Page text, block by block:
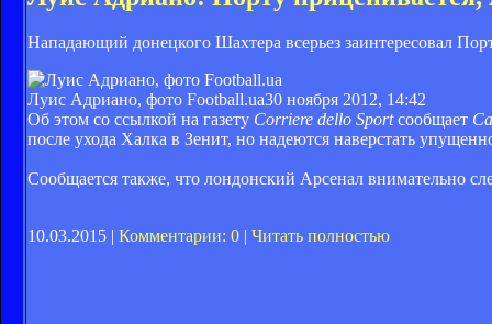
Нападающий донецкого Шахтера всерьез заинтересовал
Луис Адриано, фото Football.ua30 ноября 2012, 14:42
Об этом со ссылкой на газету Corriere dello Sportсообщает
после ухода Халка в Зенит, но надеются наверстать
Сообщается также, что лондонский Арсенал внимательно
10.03.2015 | Комментарии: 0 Читать полностью